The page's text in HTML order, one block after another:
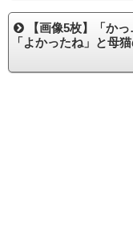
【画像5枚】「か
「よかったね」と母